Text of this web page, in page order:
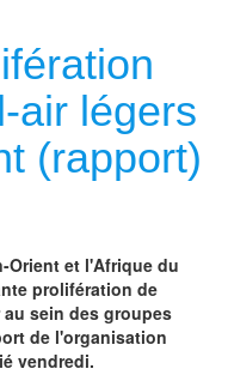
air légers
(rapport)
Orient et l'Afrique du
prolifération de
sein des groupes
de l'organisation
vendredi.